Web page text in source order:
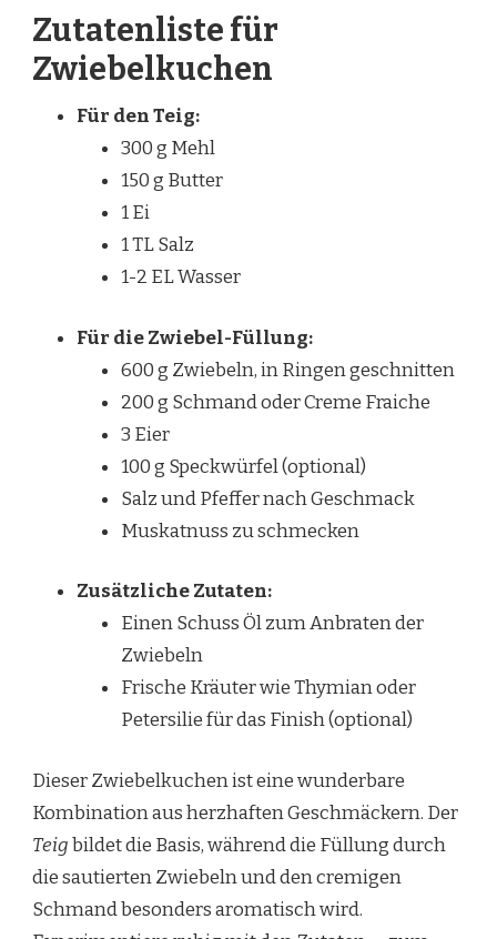
Zutatenliste für
Zwiebelkuchen
Für den Teig:
300 g Mehl
150 g Butter
1 Ei
1 TL Salz
1-2 EL Wasser
Für die Zwiebel-Füllung:
600 g Zwiebeln, in Ringen geschnitten
200 g Schmand oder Creme Fraiche
3 Eier
100 g Speckwürfel (optional)
Salz und Pfeffer nach Geschmack
Muskatnuss zu schmecken
Zusätzliche Zutaten:
Einen Schuss Öl zum Anbraten der
Zwiebeln
Frische Kräuter wie Thymian oder
Petersilie für das Finish (optional)
Dieser Zwiebelkuchen ist eine wunderbare
Kombination aus herzhaften Geschmäckern. Der
Teigbildet die Basis, während die Füllung durch
die sautierten Zwiebeln und den cremigen
Schmand besonders aromatisch wird.